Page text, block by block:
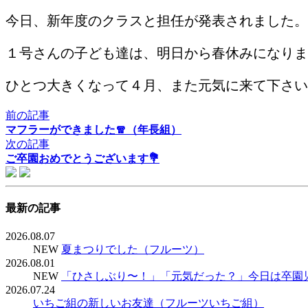
今日、新年度のクラスと担任が発表されました。
１号さんの子ども達は、明日から春休みになり
ひとつ大きくなって４月、また元気に来て下さ
前の記事
マフラーができました🧣（年長組）
次の記事
ご卒園おめでとうございます💐
最新の記事
2026.08.07
NEW 夏まつりでした（フルーツ）
2026.08.01
NEW
「ひさしぶり〜！」「元気だった？」今日は卒
2026.07.24
いちご組の新しいお友達（フルーツいちご組）